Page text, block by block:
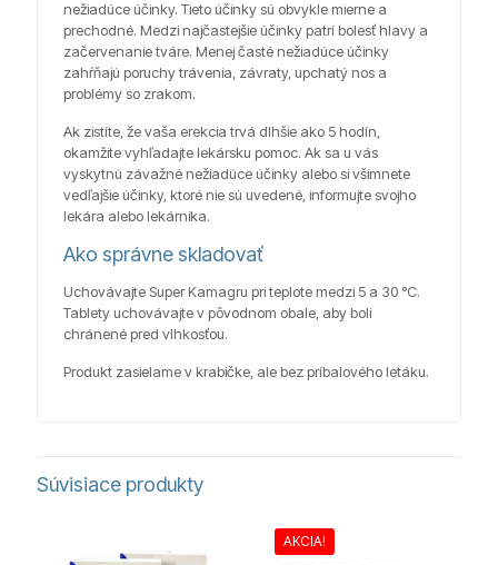
nežiadúce účinky. Tieto účinky sú obvykle mierne a
prechodné. Medzi najčastejšie účinky patrí bolesť hlavy a
začervenanie tváre. Menej časté nežiadúce účinky
zahŕňajú poruchy trávenia, závraty, upchatý nos a
problémy so zrakom.
Ak zistíte, že vaša erekcia trvá dlhšie ako 5 hodín,
okamžite vyhľadajte lekársku pomoc. Ak sa u vás
vyskytnú závažné nežiadúce účinky alebo si všimnete
vedľajšie účinky, ktoré nie sú uvedené, informujte svojho
lekára alebo lekárnika.
Ako správne skladovať
Uchovávajte Super Kamagru pri teplote medzi 5 a 30 °C.
Tablety uchovávajte v pôvodnom obale, aby boli
chránené pred vlhkosťou.
Produkt zasielame v krabičke, ale bez príbalového letáku.
Súvisiace produkty
AKCIA!